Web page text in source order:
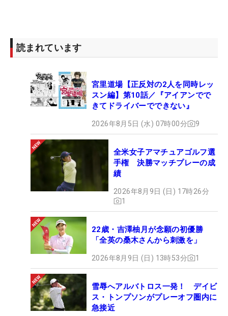
読まれています
宮里道場【正反対の2人を同時レッ
スン編】第10話／『アイアンでで
きてドライバーでできない』
2026年8月5日 (水) 07時00分 9
全米女子アマチュアゴルフ選
手権 決勝マッチプレーの成
績
2026年8月9日 (日) 17時26分
1
22歳・吉澤柚月が念願の初優勝
「全英の桑木さんから刺激を」
2026年8月9日 (日) 13時53分 1
雪辱へアルバトロス一発！ デイビ
ス・トンプソンがプレーオフ圏内に
急接近